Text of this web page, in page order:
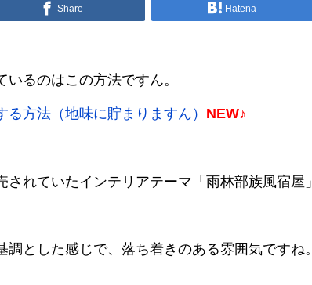
Share Hatena
るのはこの方法ですん。
方法（地味に貯まりますん） NEW♪
されていたインテリアテーマ「雨林部族風宿屋」
とした感じで、落ち着きのある雰囲気ですね。